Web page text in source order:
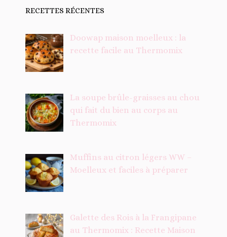
RECETTES RÉCENTES
Doowap maison moelleux : la
recette facile au Thermomix
La soupe brûle-graisses au chou
qui fait du bien au corps au
Thermomix
Muffins au citron légers WW –
Moelleux et faciles à préparer
Galette des Rois à la Frangipane
au Thermomix : Recette Maison